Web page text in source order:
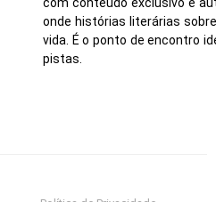
onde histórias literárias
vida. É o ponto de encontro
pistas.